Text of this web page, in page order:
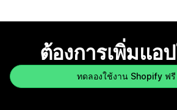
ต้องการเพิ่มแอ
ทดลองใช้งาน Shopify ฟ